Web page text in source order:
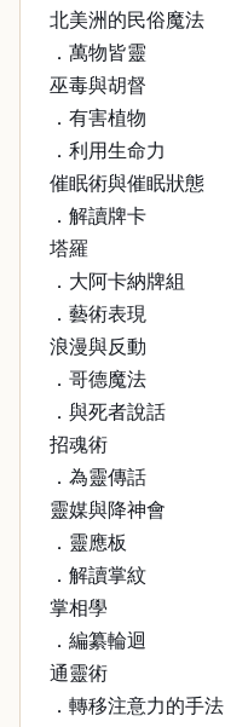
北美洲的民俗魔法
．萬物皆靈
巫毒與胡督
．有害植物
．利用生命力
催眠術與催眠狀態
．解讀牌卡
塔羅
．大阿卡納牌組
．藝術表現
浪漫與反動
．哥德魔法
．與死者說話
招魂術
．為靈傳話
靈媒與降神會
．靈應板
．解讀掌紋
掌相學
．編纂輪迴
通靈術
．轉移注意力的手法